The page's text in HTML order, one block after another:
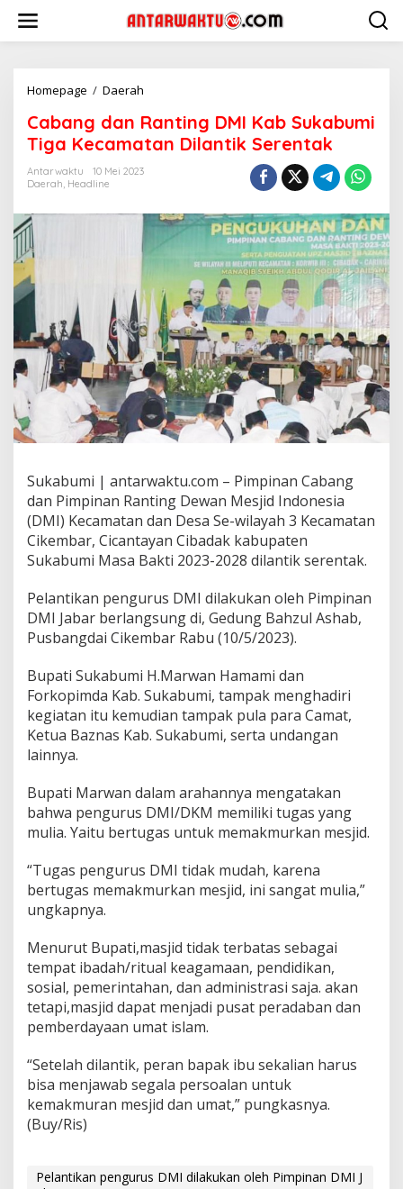
konten
Homepage / Daerah
Ranting
DMI
Kab
Sukabumi
Dilantik
Serentak
Cabang dan Ranting DMI Kab Sukabumi
Tiga Kecamatan Dilantik Serentak
Antarwaktu
10 Mei 2023
Daerah, Headline
Sukabumi | antarwaktu.com – Pimpinan Cabang
dan Pimpinan Ranting Dewan Mesjid Indonesia
(DMI) Kecamatan dan Desa Se-wilayah 3 Kecamatan
Cikembar, Cicantayan Cibadak kabupaten
Sukabumi Masa Bakti 2023-2028 dilantik serentak.
Pelantikan pengurus DMI dilakukan oleh Pimpinan
DMI Jabar berlangsung di, Gedung Bahzul Ashab,
Pusbangdai Cikembar Rabu (10/5/2023).
Bupati Sukabumi H.Marwan Hamami dan
Forkopimda Kab. Sukabumi, tampak menghadiri
kegiatan itu kemudian tampak pula para Camat,
Ketua Baznas Kab. Sukabumi, serta undangan
lainnya.
Bupati Marwan dalam arahannya mengatakan
bahwa pengurus DMI/DKM memiliki tugas yang
mulia. Yaitu bertugas untuk memakmurkan mesjid.
“Tugas pengurus DMI tidak mudah, karena
bertugas memakmurkan mesjid, ini sangat mulia,”
ungkapnya.
Menurut Bupati,masjid tidak terbatas sebagai
tempat ibadah/ritual keagamaan, pendidikan,
sosial, pemerintahan, dan administrasi saja. akan
tetapi,masjid dapat menjadi pusat peradaban dan
pemberdayaan umat islam.
“Setelah dilantik, peran bapak ibu sekalian harus
bisa menjawab segala persoalan untuk
kemakmuran mesjid dan umat,” pungkasnya.
(Buy/Ris)
Pelantikan pengurus DMI dilakukan oleh Pimpinan DMI J